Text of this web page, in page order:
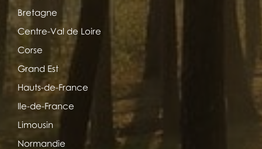
Bretagne
Centre-Val de Loire
Corse
Grand Est
Hauts-de-France
Ile-de-France
Limousin
Normandie